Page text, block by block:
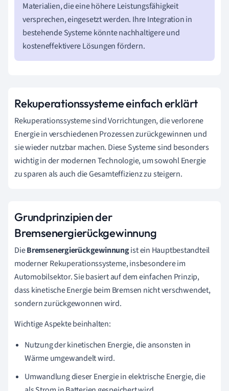
Materialien, die eine höhere Leistungsfähigkeit
versprechen, eingesetzt werden. Ihre Integration in
bestehende Systeme könnte nachhaltigere und
kosteneffektivere Lösungen fördern.
Rekuperationssysteme einfach erklärt
Rekuperationssysteme sind Vorrichtungen, die verlorene
Energie in verschiedenen Prozessen zurückgewinnen und
sie wieder nutzbar machen. Diese Systeme sind besonders
wichtig in der modernen Technologie, um sowohl Energie
zu sparen als auch die Gesamteffizienz zu steigern.
Grundprinzipien der
Bremsenergierückgewinnung
DieBremsenergierückgewinnungist ein Hauptbestandteil
moderner Rekuperationssysteme, insbesondere im
Automobilsektor. Sie basiert auf dem einfachen Prinzip,
dass kinetische Energie beim Bremsen nicht verschwendet,
sondern zurückgewonnen wird.
Wichtige Aspekte beinhalten:
Nutzung der kinetischen Energie, die ansonsten in
Wärme umgewandelt wird.
Umwandlung dieser Energie in elektrische Energie, die